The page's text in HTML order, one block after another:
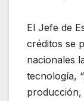
El Jefe de
créditos se
nacionales
tecnología,